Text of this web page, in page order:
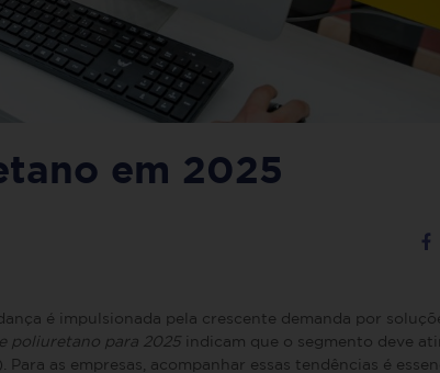
em 2025
é impulsionada pela crescente demanda por
poliuretano para 2025 indicam que o segmento deve
as empresas, acompanhar essas tendências é